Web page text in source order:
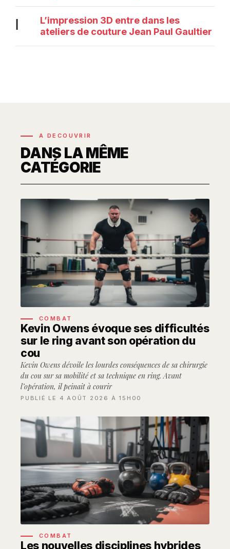
L’impression 3D entre dans les
ateliers de couture Jean Paul Gaultier
A DECOUVRIR
DANS LA MÊME
CATÉGORIE
COMBAT
Kevin Owens évoque ses difficultés
sur le ring avant son opération du
cou
Kevin Owens dévoile les lourdes conséquences de sa chirurgie
du cou sur sa mobilité et sa technique en ring. Avant
l’opération, il peinait à courir
PUBLIÉ LE 4 AOÛT 2026 À 15H00
COMBAT
Les nouvelles disciplines hybrides